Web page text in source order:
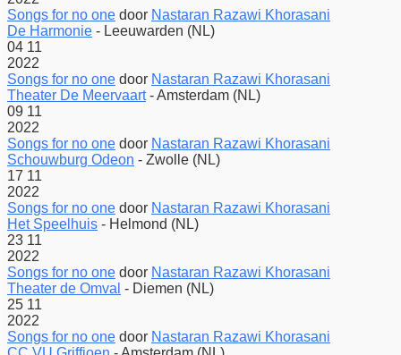
Songs for no one door Nastaran Razawi Khorasani
De Harmonie - Leeuwarden (NL)
04 11
2022
Songs for no one door Nastaran Razawi Khorasani
Theater De Meervaart-Amsterdam (NL)
09 11
2022
Songs for no one door Nastaran Razawi Khorasani
Schouwburg Odeon - Zwolle (NL)
17 11
2022
Songs for no one door Nastaran Razawi Khorasani
Het Speelhuis - Helmond (NL)
23 11
2022
Songs for no one door Nastaran Razawi Khorasani
Theater de Omval - Diemen (NL)
25 11
2022
Songs for no one door Nastaran Razawi Khorasani